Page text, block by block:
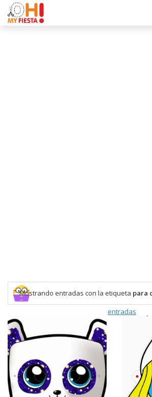
Mostrando entradas con la etiqueta para
entradas